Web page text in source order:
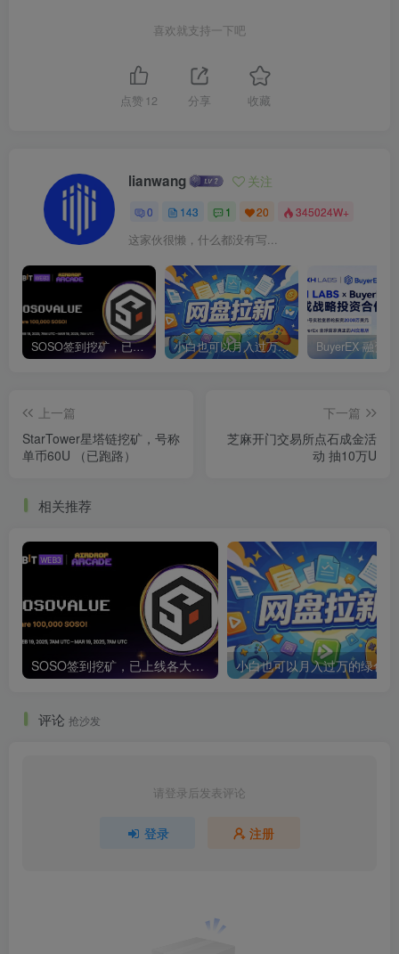
喜欢就支持一下吧
点赞 12 分享 收藏
lianwang 关注
0 143 1 20 345024W+
这家伙很懒，什么都没有写...
SOSO签到挖矿，已上线各大交易所 小白也可以月入过万的绿色项目
上一篇
StarTower星塔链挖矿，号称
单币60U （已跑路）
下一篇
芝麻开门交易所点石成金活
动 抽10万U
相关推荐
SOSO签到挖矿，已上线各大交易所 小白也可以月入过万的绿色
评论 抢沙发
请登录后发表评论
登录 注册